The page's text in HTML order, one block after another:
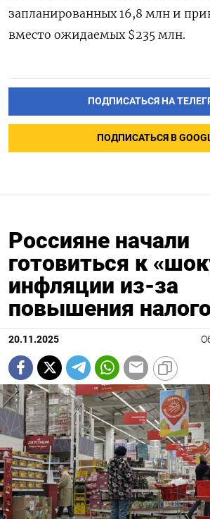
запланированных 16,8 млн и
вместо ожидаемых $235 млн.
ПОДПИСАТЬСЯ НА
ПОДПИСАТЬСЯ В
Россияне начали
готовиться к
инфляции из-за
повышения
20.11.2025